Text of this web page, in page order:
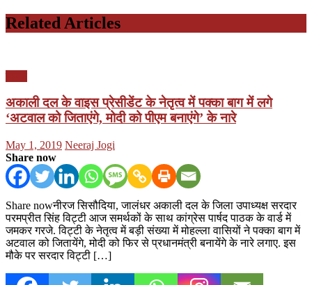
Related Articles
अकाली दल के वाइस प्रेसीडेंट के नेतृत्व में पक्का बाग में लगे
‘अटवाल को जिताएंगे, मोदी को पीएम बनाएंगे’ के नारे
Posted
on
May 1, 2019 Author
Neeraj Jogi
Share now
Share nowनीरज सिसौदिया, जालंधर अकाली दल के जिला उपाध्यक्ष सरदार
परमप्रीत सिंह विट्टी आज समर्थकों के साथ कांग्रेस पार्षद पाठक के वार्ड में
जमकर गरजे. विट्टी के नेतृत्व में बड़ी संख्या में मोहल्ला वासियों ने पक्का बाग में
अटवाल को जितायेंगे, मोदी को फिर से प्रधानमंत्री बनायेंगे के नारे लगाए. इस
मौके पर सरदार विट्टी […]